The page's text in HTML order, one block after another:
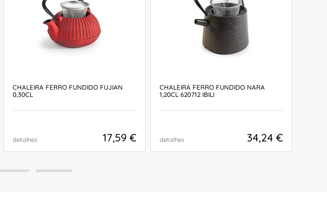
CHALEIRA FERRO FUNDIDO FUJIAN
0,30CL
detalhes 17,59 €
CHALEIRA FERRO FUNDIDO NARA
1,20CL 620712 IBILI
detalhes 34,24 €